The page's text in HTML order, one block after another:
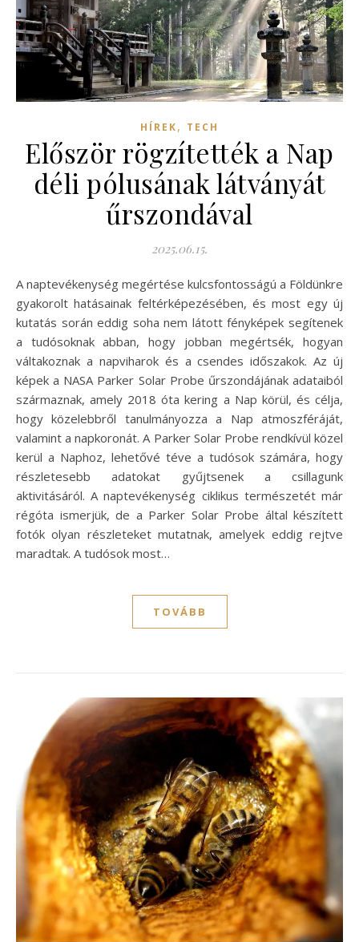
HÍREK, TECH
Először rögzítették a Nap
déli pólusának látványát
űrszondával
2025.06.15.
A naptevékenység megértése kulcsfontosságú a Földünkre
gyakorolt hatásainak feltérképezésében, és most egy új
kutatás során eddig soha nem látott fényképek segítenek
a tudósoknak abban, hogy jobban megértsék, hogyan
váltakoznak a napviharok és a csendes időszakok. Az új
képek a NASA Parker Solar Probe űrszondájának adataiból
származnak, amely 2018 óta kering a Nap körül, és célja,
hogy közelebbről tanulmányozza a Nap atmoszféráját,
valamint a napkoronát. A Parker Solar Probe rendkívül közel
kerül a Naphoz, lehetővé téve a tudósok számára, hogy
részletesebb adatokat gyűjtsenek a csillagunk
aktivitásáról. A naptevékenység ciklikus természetét már
régóta ismerjük, de a Parker Solar Probe által készített
fotók olyan részleteket mutatnak, amelyek eddig rejtve
maradtak. A tudósok most…
TOVÁBB